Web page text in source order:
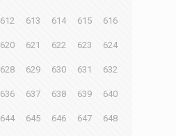
612 613 614 615 616
620 621 622 623 624
628 629 630 631 632
636 637 638 639 640
644 645 646 647 648